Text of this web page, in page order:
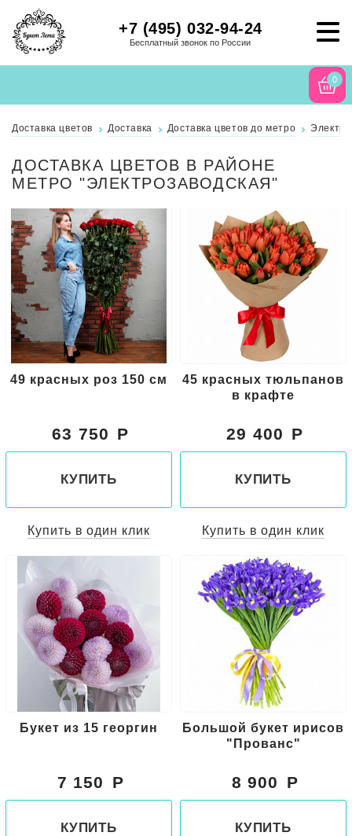
+7 (495) 032-94-24
Бесплатный звонок по России
0
Доставка цветов Доставка Доставка цветов до метро
ДОСТАВКА ЦВЕТОВ В РАЙОНЕ
МЕТРО "ЭЛЕКТРОЗАВОДСКАЯ"
49 красных роз 150 см
63 750
КУПИТЬ
Купить в один клик
45 красных тюльпанов
в крафте
29 400
КУПИТЬ
Купить в один клик
Букет из 15 георгин
7 150
КУПИТЬ
Большой букет ирисов
"Прованс"
8 900
КУПИТЬ